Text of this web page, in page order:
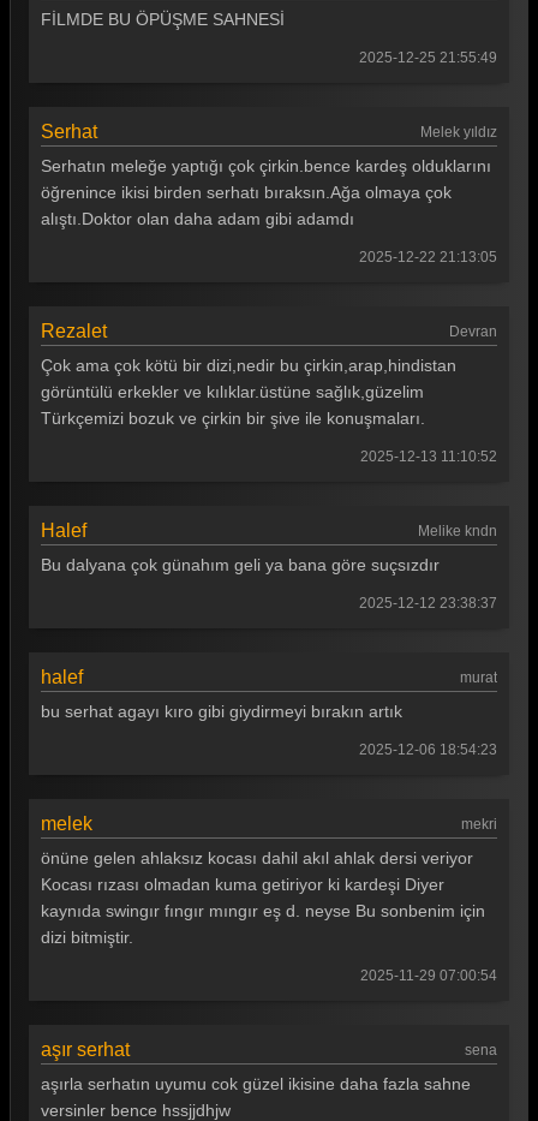
FİLMDE BU ÖPÜŞME SAHNESİ
2025-12-25 21:55:49
Serhat Melek yıldız
Serhatın meleğe yaptığı çok çirkin.bence kardeş olduklarını
öğrenince ikisi birden serhatı bıraksın.Ağa olmaya çok
alıştı.Doktor olan daha adam gibi adamdı
2025-12-22 21:13:05
Rezalet Devran
Çok ama çok kötü bir dizi,nedir bu çirkin,arap,hindistan
görüntülü erkekler ve kılıklar.üstüne sağlık,güzelim
Türkçemizi bozuk ve çirkin bir şive ile konuşmaları.
2025-12-13 11:10:52
Halef Melike kndn
Bu dalyana çok günahım geli ya bana göre suçsızdır
2025-12-12 23:38:37
halef murat
bu serhat agayı kıro gibi giydirmeyi bırakın artık
2025-12-06 18:54:23
melek mekri
önüne gelen ahlaksız kocası dahil akıl ahlak dersi veriyor
Kocası rızası olmadan kuma getiriyor ki kardeşi Diyer
kaynıda swingır fıngır mıngır eş d. neyse Bu sonbenim için
dizi bitmiştir.
2025-11-29 07:00:54
aşır serhat sena
aşırla serhatın uyumu cok güzel ikisine daha fazla sahne
versinler bence hssjjdhjw